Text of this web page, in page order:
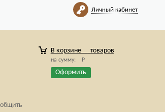
Личный кабинет
В корзине товаров
на сумму: Р
Оформить